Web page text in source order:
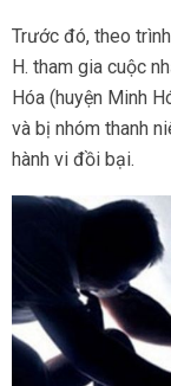
Trước đó, theo
H. tham gia cuộc
Hóa (huyện Minh
và bị nhóm thanh
hành vi đồi bại.